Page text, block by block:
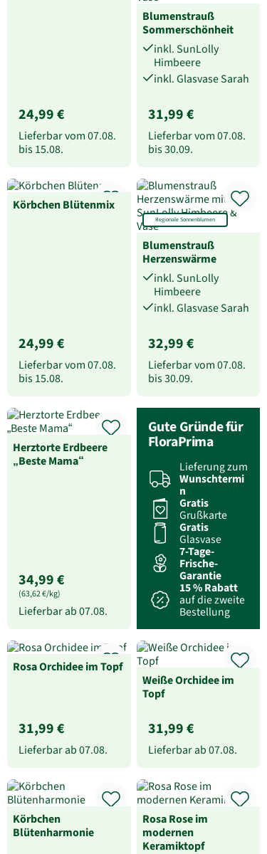
24,99 €
Lieferbar vom07.08.
bis 15.08.
Blumenstrauß
Sommerschönheit
inkl. SunLolly
Himbeere
inkl. Glasvase Sarah
31,99 €
Lieferbar vom07.08.
bis30.09.
Körbchen Blütenmix
24,99 €
Lieferbar vom07.08.
bis 15.08.
Regionale Sonnenblumen
Blumenstrauß
Herzenswärme
inkl. SunLolly
Himbeere
inkl. Glasvase Sarah
32,99 €
Lieferbar vom07.08.
bis30.09.
Herztorte Erdbeere
„Beste Mama“
34,99 €
(63,62 €/kg)
Lieferbar ab07.08.
Gute Gründe für
FloraPrima
Lieferung zum
Wunschtermi
n
Gratis
Grußkarte
Gratis
Glasvase
7-Tage-
Frische-
Garantie
15 % Rabatt
auf die zweite
Bestellung
Rosa Orchidee im Topf
31,99 €
Lieferbar ab07.08.
Weiße Orchidee im
Topf
31,99 €
Lieferbar ab07.08.
Körbchen
Blütenharmonie
Rosa Rose im
modernen
Keramiktopf